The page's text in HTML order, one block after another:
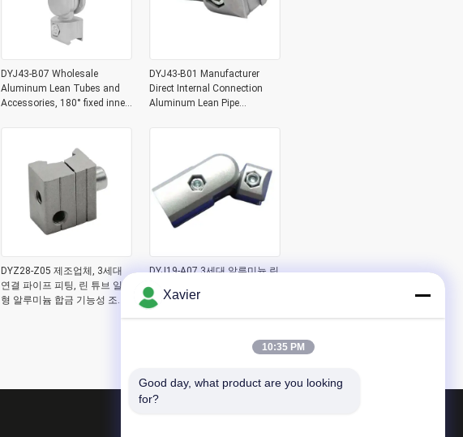
DYJ43-B07 Wholesale
Aluminum Lean Tubes and
Accessories, 180° fixed inner
DYJ43-B01 Manufacturer
Direct Internal Connection
Aluminum Lean Pipe
DYZ28-Z05 제조업체, 3세대
연결 파이프 피팅, 린 튜브 일체
형 알루미늄 합금 기능성 조인
DYJ19-A07 3세대 알루미늄 린
파이프 조립 라인 액세서리 창
고 알루미늄 튜브 커넥터 180
Xavier
10:35 PM
Good day, what product are you looking
for?